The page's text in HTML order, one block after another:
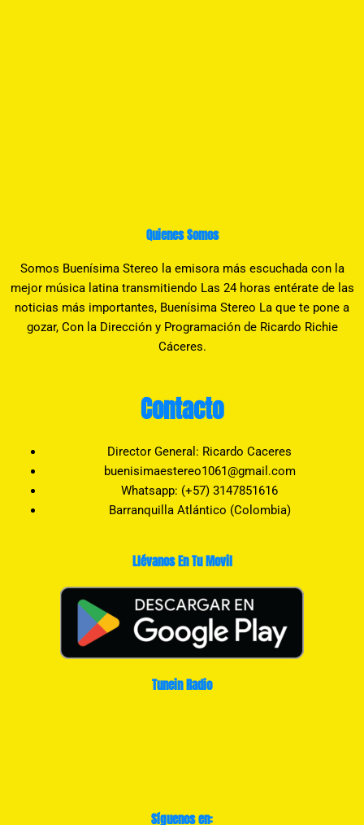
Quienes Somos
Somos Buenísima Stereo la emisora más escuchada con la
mejor música latina transmitiendo Las 24 horas entérate de las
noticias más importantes, Buenísima Stereo La que te pone a
gozar, Con la Dirección y Programación de Ricardo Richie
Cáceres.
Contacto
Director General: Ricardo Caceres
buenisimaestereo1061@gmail.com
Whatsapp: (+57) 3147851616
Barranquilla Atlántico (Colombia)
Llévanos En Tu Movil
Tunein Radio
Síguenos en: